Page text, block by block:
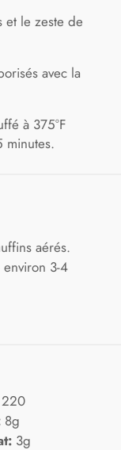
le zeste de
avec la
à 375°F
minutes.
aérés.
3-4
220
8g
3g